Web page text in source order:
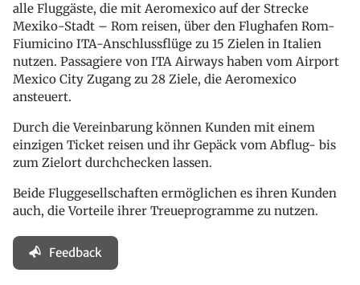
alle Fluggäste, die mit Aeromexico auf der Strecke
Mexiko-Stadt – Rom reisen, über den Flughafen Rom-
Fiumicino ITA-Anschlussflüge zu 15 Zielen in Italien
nutzen. Passagiere von ITA Airways haben vom Airport
Mexico City Zugang zu 28 Ziele, die Aeromexico
ansteuert.
Durch die Vereinbarung können Kunden mit einem
einzigen Ticket reisen und ihr Gepäck vom Abflug- bis
zum Zielort durchchecken lassen.
Beide Fluggesellschaften ermöglichen es ihren Kunden
auch, die Vorteile ihrer Treueprogramme zu nutzen.
Feedback